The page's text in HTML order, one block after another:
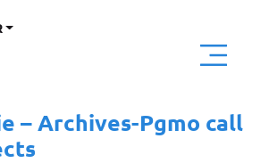
– Archives-Pgmo call